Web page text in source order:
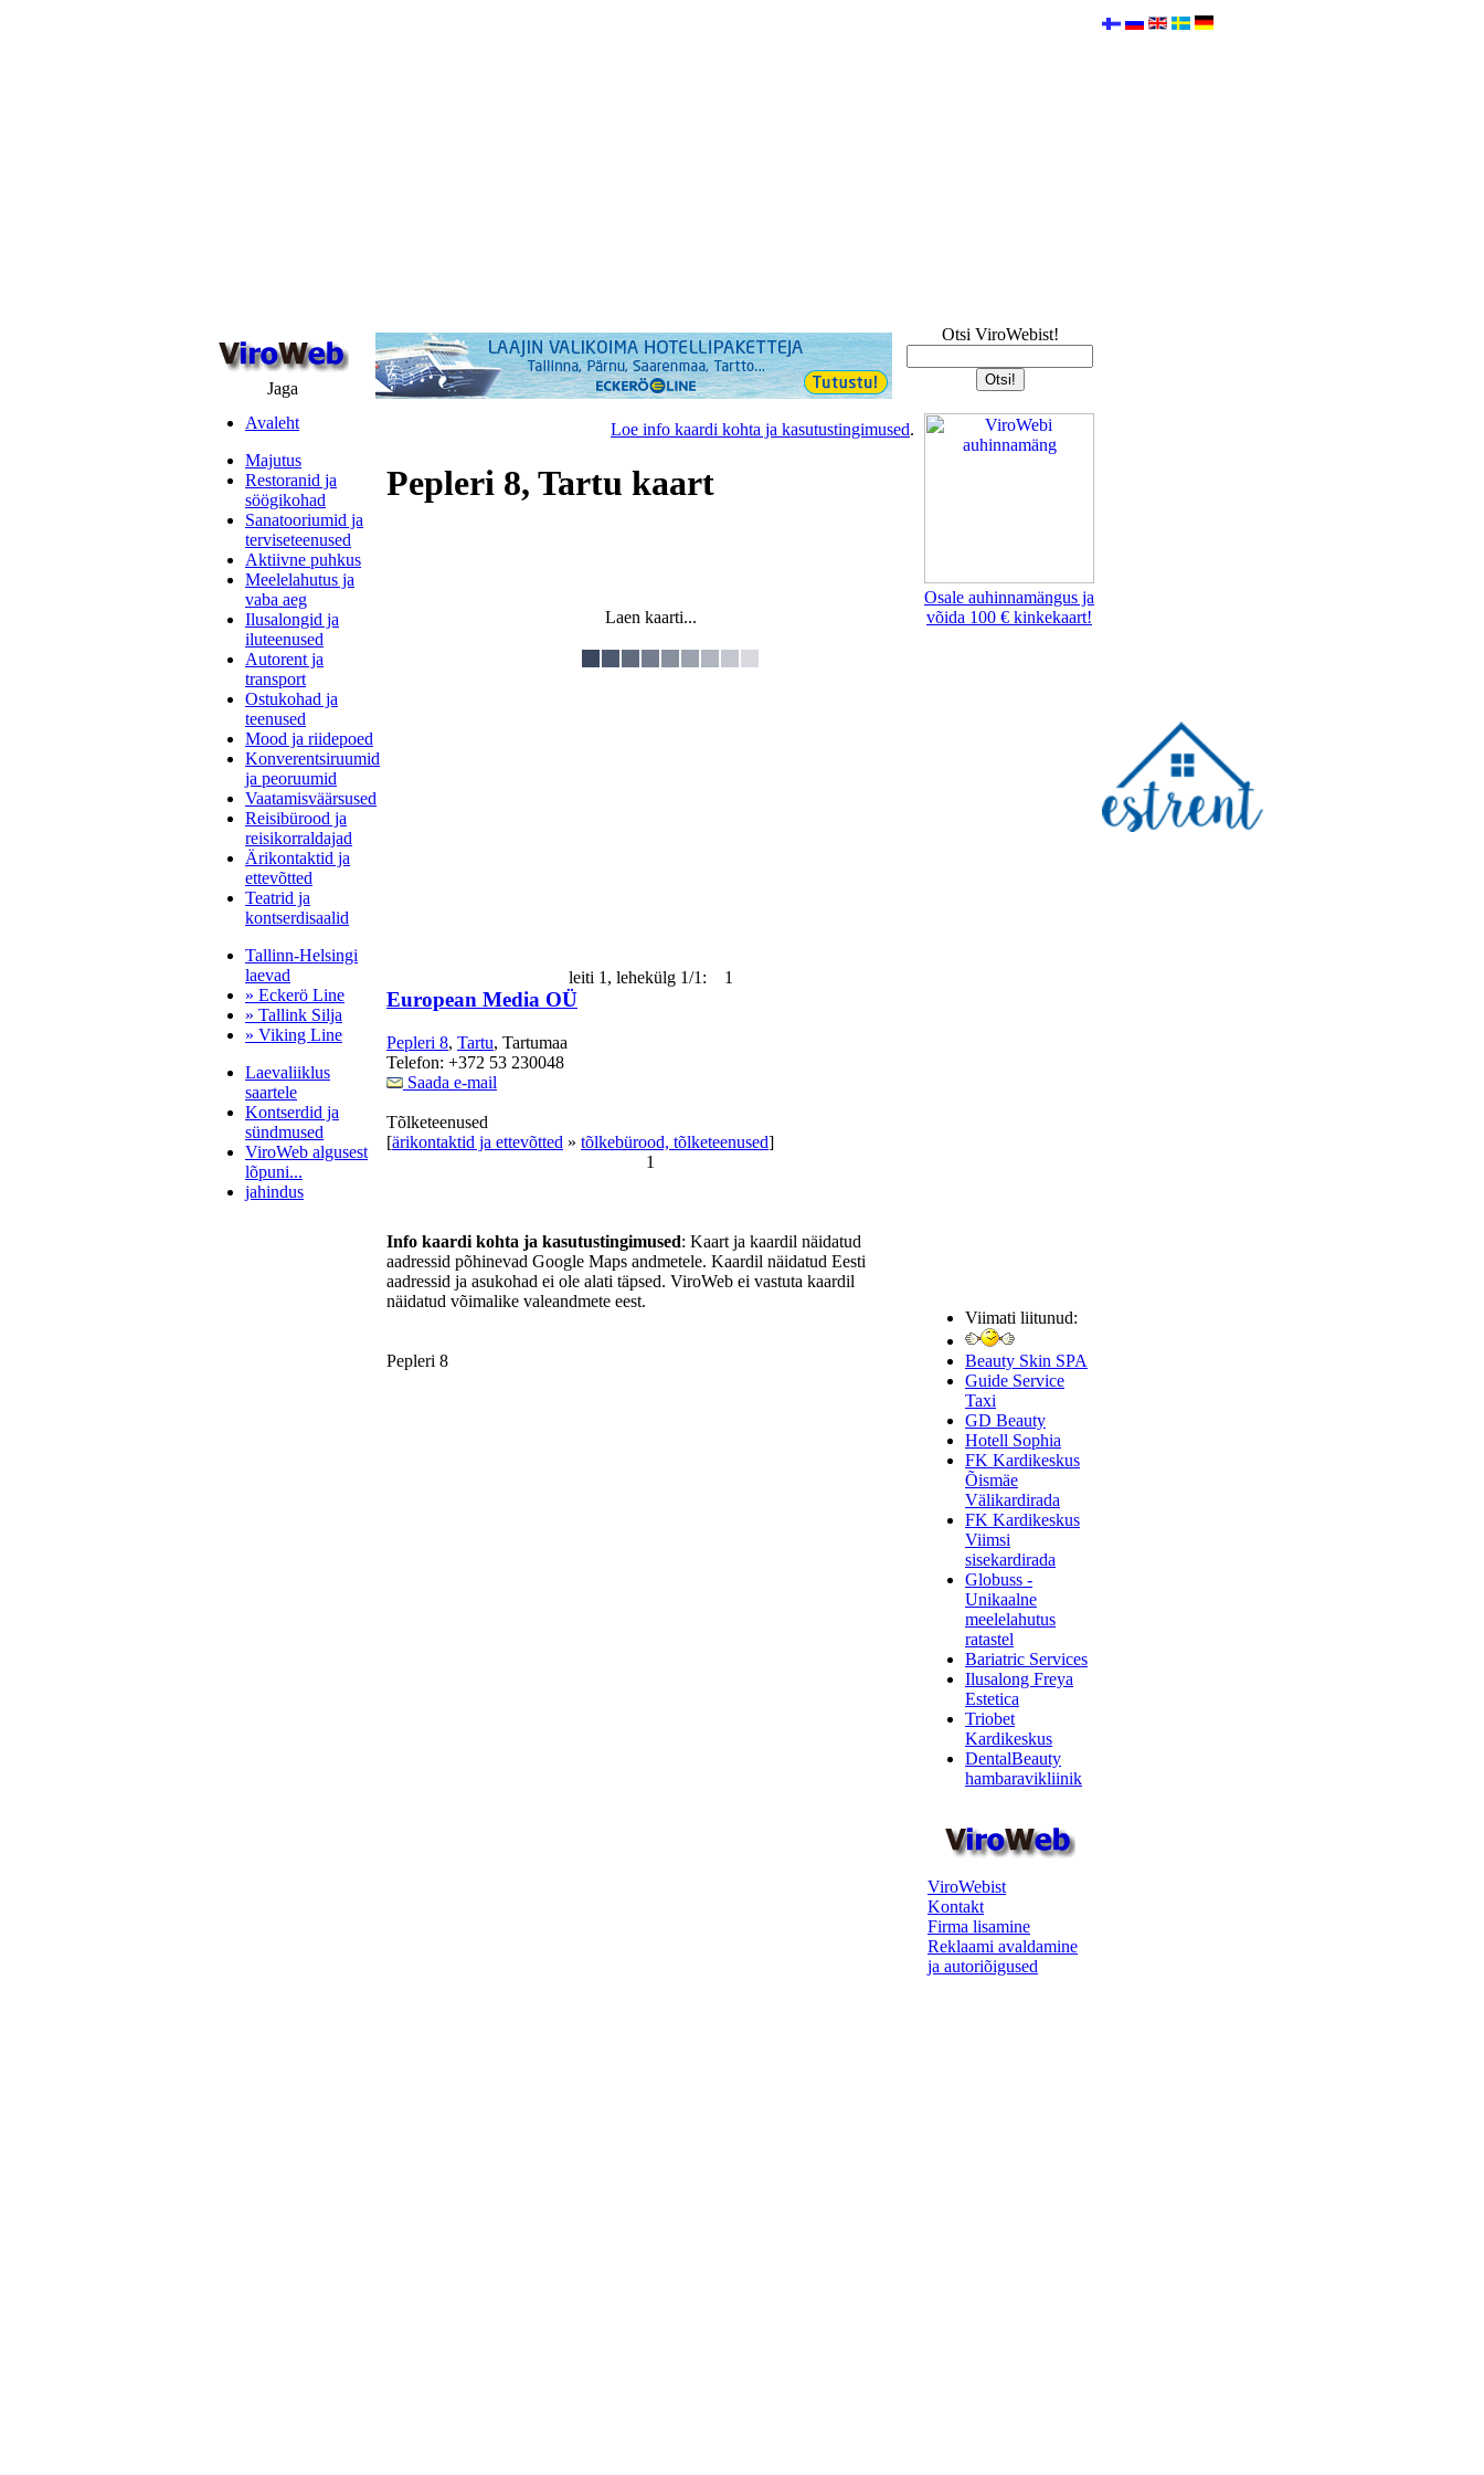
Jaga
Otsi ViroWebist!
Avaleht
Majutus
Restoranid ja
söögikohad
Sanatooriumid ja
terviseteenused
Aktiivne puhkus
Meelelahutus ja
vaba aeg
Ilusalongid ja
iluteenused
Autorent ja
transport
Ostukohad ja
teenused
Mood ja riidepoed
Konverentsiruumid
ja peoruumid
Vaatamisväärsused
Reisibürood ja
reisikorraldajad
Ärikontaktid ja
ettevõtted
Teatrid ja
kontserdisaalid
Tallinn-Helsingi
laevad
» Eckerö Line
» Tallink Silja
» Viking Line
Laevaliiklus
saartele
Kontserdid ja
sündmused
ViroWeb algusest
lõpuni...
jahindus
Loe info kaardi kohta ja kasutustingimused.
Pepleri 8, Tartu kaart
Laen kaarti...
leiti 1, lehekülg 1/1: 1
European Media OÜ
Pepleri 8, Tartu, Tartumaa
Telefon: +372 53 230048
Saada e-mail
Tõlketeenused
[ärikontaktid ja ettevõtted » tõlkebürood, tõlketeenused]
1
Info kaardi kohta ja kasutustingimused: Kaart ja kaardil näidatud
aadressid põhinevad Google Maps andmetele. Kaardil näidatud Eesti
aadressid ja asukohad ei ole alati täpsed. ViroWeb ei vastuta kaardil
näidatud võimalike valeandmete eest.
Pepleri 8
Osale auhinnamängus ja
võida 100 € kinkekaart!
Viimati liitunud:
Beauty Skin SPA
Guide Service
Taxi
GD Beauty
Hotell Sophia
FK Kardikeskus
Õismäe
Välikardirada
FK Kardikeskus
Viimsi
sisekardirada
Globuss -
Unikaalne
meelelahutus
ratastel
Bariatric Services
Ilusalong Freya
Estetica
Triobet
Kardikeskus
DentalBeauty
hambaravikliinik
ViroWebist
Kontakt
Firma lisamine
Reklaami avaldamine
ja autoriõigused